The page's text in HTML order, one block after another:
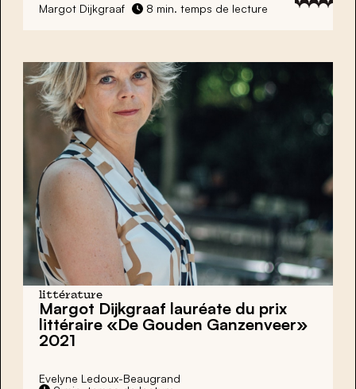
Margot Dijkgraaf 8 min. temps de lecture
littérature
Margot Dijkgraaf lauréate du prix
littéraire «De Gouden Ganzenveer»
2021
Evelyne Ledoux-Beaugrand